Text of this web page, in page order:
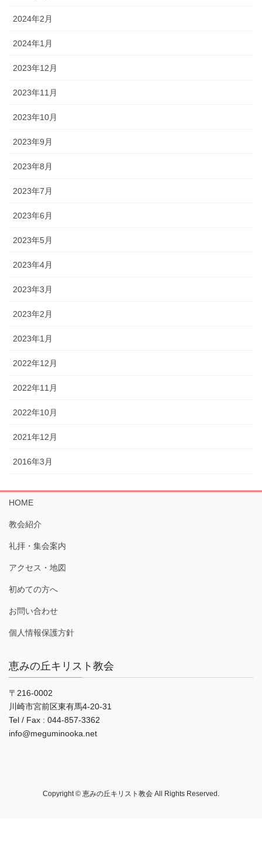
2024年2月
2024年1月
2023年12月
2023年11月
2023年10月
2023年9月
2023年8月
2023年7月
2023年6月
2023年5月
2023年4月
2023年3月
2023年2月
2023年1月
2022年12月
2022年11月
2022年10月
2021年12月
2016年3月
HOME
教会紹介
礼拝・集会案内
アクセス・地図
初めての方へ
お問い合わせ
個人情報保護方針
恵みの丘キリスト教会
〒216-0002
川崎市宮前区東有馬4-20-31
Tel / Fax : 044‐857-3362
info@meguminooka.net
Copyright © 恵みの丘キリスト教会 All Rights Reserved.